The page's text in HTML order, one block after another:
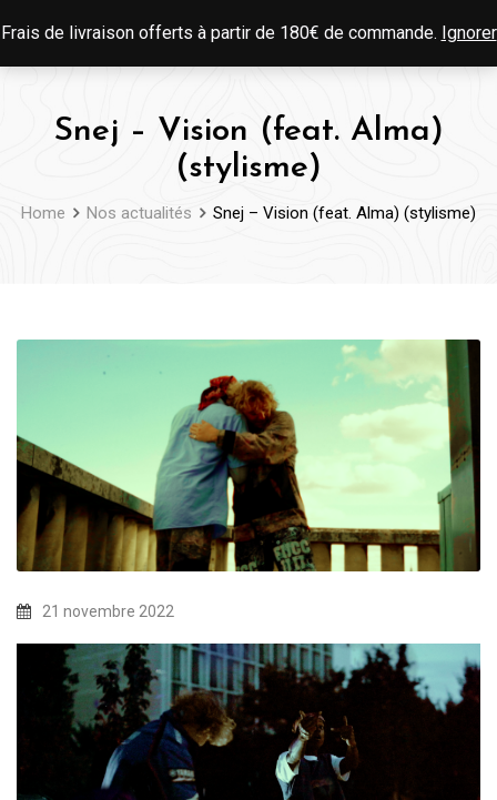
Frais de livraison offerts à partir de 180€ de commande. Ignorer
to
content
Snej – Vision (feat. Alma)
(stylisme)
Home Nos actualités Snej – Vision (feat. Alma) (stylisme)
21 novembre 2022